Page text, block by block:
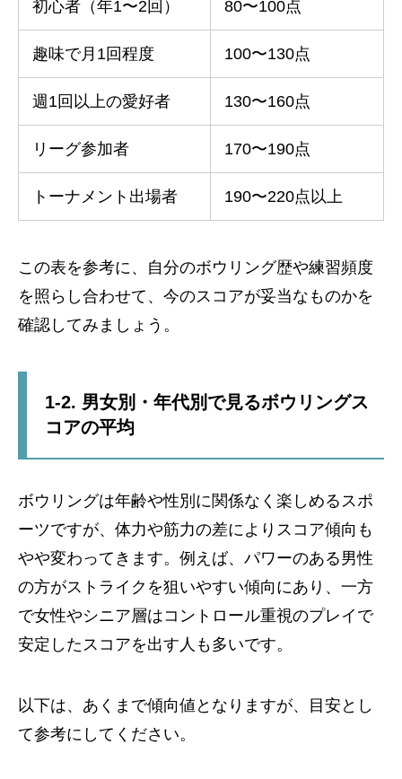
初心者（年1〜2回） 80〜100点
趣味で月1回程度 100〜130点
週1回以上の愛好者 130〜160点
リーグ参加者 170〜190点
トーナメント出場者 190〜220点以上
この表を参考に、自分のボウリング歴や練習頻度
を照らし合わせて、今のスコアが妥当なものかを
確認してみましょう。
1-2. 男女別・年代別で見るボウリングス
コアの平均
ボウリングは年齢や性別に関係なく楽しめるスポ
ーツですが、体力や筋力の差によりスコア傾向も
やや変わってきます。例えば、パワーのある男性
の方がストライクを狙いやすい傾向にあり、一方
で女性やシニア層はコントロール重視のプレイで
安定したスコアを出す人も多いです。
以下は、あくまで傾向値となりますが、目安とし
て参考にしてください。